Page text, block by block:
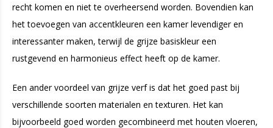
recht komen en niet te overheersend worden. Bovendien kan
het toevoegen van accentkleuren een kamer levendiger en
interessanter maken, terwijl de grijze basiskleur een
rustgevend en harmonieus effect heeft op de kamer.
Een ander voordeel van grijze verf is dat het goed past bij
verschillende soorten materialen en texturen. Het kan
bijvoorbeeld goed worden gecombineerd met houten vloeren,